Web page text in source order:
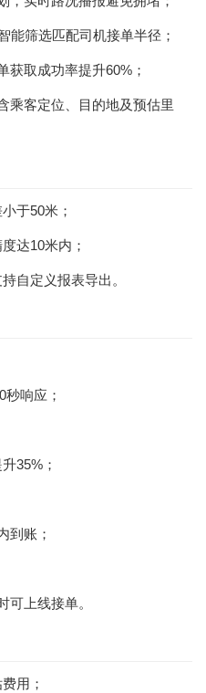
能筛选匹配司机接单半径；
获取成功率提升60%；
乘客定位、目的地及预估里
于50米；
达10米内；
自定义报表导出。
响应；
35%；
到账；
可上线接单。
用；